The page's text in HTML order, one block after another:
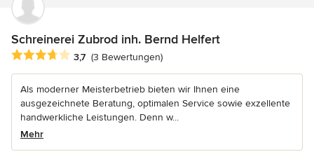
Schreinerei Zubrod inh. Bernd Helfert
Durchschnittliche Bewertung: 3.7 von 5 Sternen
3,7 (3 Bewertungen)
Als moderner Meisterbetrieb bieten wir Ihnen eine
ausgezeichnete Beratung, optimalen Service sowie exzellente
handwerkliche Leistungen. Denn w...
Mehr